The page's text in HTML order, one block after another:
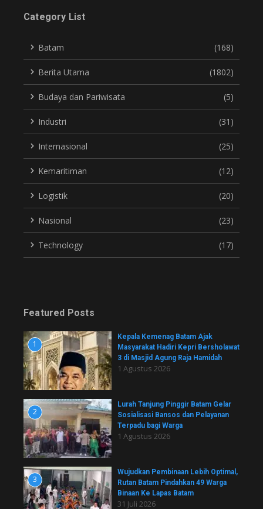
Category List
Batam (168)
Berita Utama (1802)
Budaya dan Pariwisata (5)
Industri (31)
Internasional (25)
Kemaritiman (12)
Logistik (20)
Nasional (23)
Technology (17)
Featured Posts
1
Kepala Kemenag Batam Ajak
Masyarakat Hadiri Kepri Bersholawat
3 di Masjid Agung Raja Hamidah
1 Agustus 2026
2
Lurah Tanjung Pinggir Batam Gelar
Sosialisasi Bansos dan Pelayanan
Terpadu bagi Warga
1 Agustus 2026
3
Wujudkan Pembinaan Lebih Optimal,
Rutan Batam Pindahkan 49 Warga
Binaan Ke Lapas Batam
31 Juli 2026